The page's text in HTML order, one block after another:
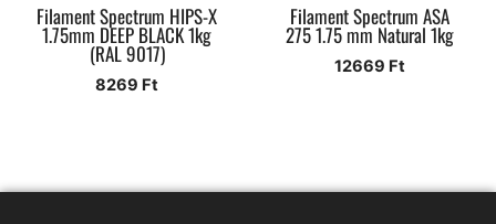
Filament Spectrum HIPS-X
1.75mm DEEP BLACK 1kg
(RAL 9017)
8269 Ft
Filament Spectrum ASA
275 1.75 mm Natural 1kg
12669 Ft